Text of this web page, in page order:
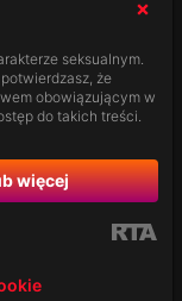
na nasz polski
się, jak
oparte
i symbolicznych
już dziś i odkryj
seksualnym.
że
obowiązującym w
do takich treści.
więcej